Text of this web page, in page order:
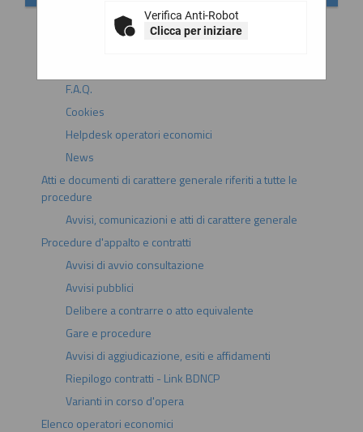
Verifica Anti-Robot
Clicca per iniziare
F.A.Q.
Cookies
Helpdesk operatori economici
News
Atti e documenti di carattere generale riferiti a tutte le
procedure
Avvisi, comunicazioni e atti di carattere generale
Procedure d'appalto e contratti
Avvisi di avvio consultazione
Avvisi pubblici
Delibere a contrarre o atto equivalente
Gare e procedure
Avvisi di aggiudicazione, esiti e affidamenti
Riepilogo contratti - Link BDNCP
Varianti in corso d'opera
Elenco operatori economici